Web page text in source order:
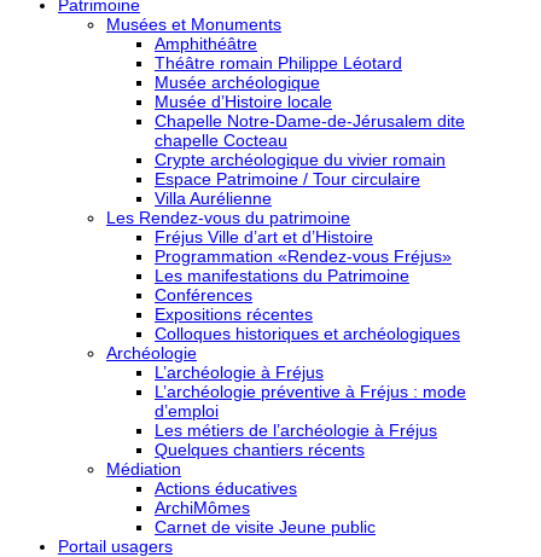
Patrimoine
Musées et Monuments
Amphithéâtre
Théâtre romain Philippe Léotard
Musée archéologique
Musée d’Histoire locale
Chapelle Notre-Dame-de-Jérusalem dite
chapelle Cocteau
Crypte archéologique du vivier romain
Espace Patrimoine / Tour circulaire
Villa Aurélienne
Les Rendez-vous du patrimoine
Fréjus Ville d’art et d’Histoire
Programmation «Rendez-vous Fréjus»
Les manifestations du Patrimoine
Conférences
Expositions récentes
Colloques historiques et archéologiques
Archéologie
L’archéologie à Fréjus
L’archéologie préventive à Fréjus : mode
d’emploi
Les métiers de l’archéologie à Fréjus
Quelques chantiers récents
Médiation
Actions éducatives
ArchiMômes
Carnet de visite Jeune public
Portail usagers